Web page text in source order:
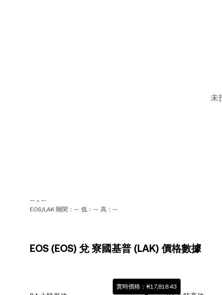
未
-- ~ --
EOS/LAK 關閉：-- 低：-- 高：--
EOS (EOS) 兌 寮國基普 (LAK) 價格數據
實時價格：₭17,818.43